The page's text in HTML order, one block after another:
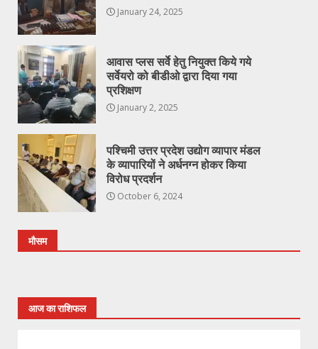
January 24, 2025
आवास प्लस सर्वे हेतु नियुक्त किये गये
सर्वेयरो को बीडीओ द्वारा दिया गया
प्रशिक्षण
January 2, 2025
पश्चिमी उत्तर प्रदेश उद्योग व्यापार मंडल
के व्यापारियों ने अर्धनग्न होकर किया
विरोध प्रदर्शन
October 6, 2024
मौसम
आज का राशिफल